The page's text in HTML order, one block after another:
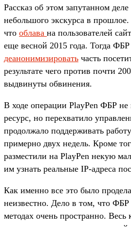
Рассказ об этом запутанном деле
небольшого экскурса в
что облава на пользователей
еще весной 2015 года. Тогда
деанонимизировать часть
результате чего против почти
выдвинуты обвинения.
В ходе операции PlayPen ФБР не
ресурс, но перехватило
продолжало поддерживать
примерно двух недель. Кроме
разместили на PlayPen некую
им узнать реальные IP-адреса
Как именно все это было
неизвестно. Дело в том, что ФБР
методах очень пространно. Весь